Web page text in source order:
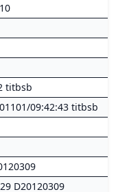
titbsb
09:42:43 titbsb
D20120309